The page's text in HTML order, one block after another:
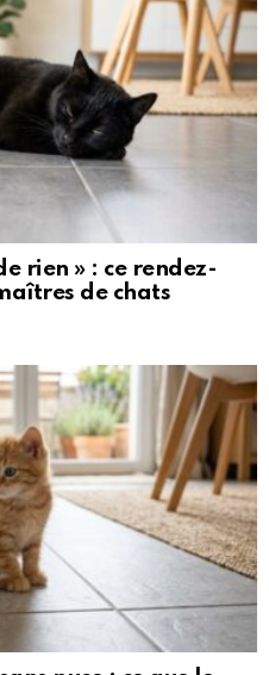
rien » : ce rendez-
de chats